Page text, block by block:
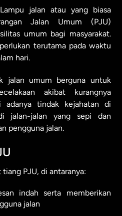
jalan atau yang biasa
Jalan Umum (PJU)
umum bagi masyarakat.
terutama pada waktu
hari.
jalan umum berguna untuk
akibat kurangnya
adanya tindak kejahatan di
jalan-jalan yang sepi dan
pengguna jalan.
PJU, di antaranya:
indah serta memberikan
jalan